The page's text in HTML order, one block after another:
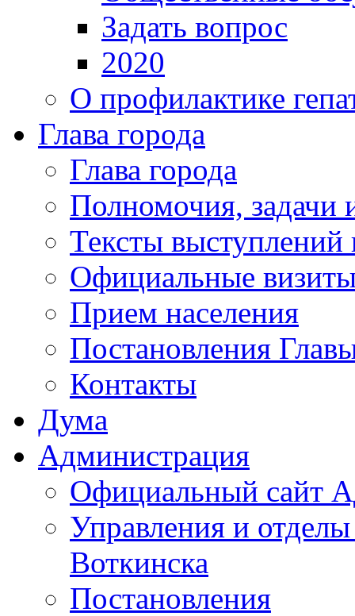
Задать вопрос
2020
О профилактике
Глава города
Глава города
Полномочия, задачи
Тексты выступлений
Официальные
Прием населения
Постановления
Контакты
Дума
Администрация
Официальный сайт
Управления и
Воткинска
Постановления